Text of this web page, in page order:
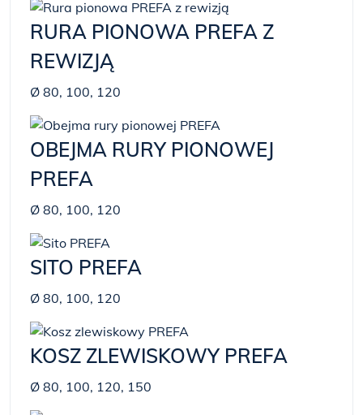
RURA PIONOWA PREFA Z
REWIZJĄ
Ø 80, 100, 120
OBEJMA RURY PIONOWEJ
PREFA
Ø 80, 100, 120
SITO PREFA
Ø 80, 100, 120
KOSZ ZLEWISKOWY PREFA
Ø 80, 100, 120, 150